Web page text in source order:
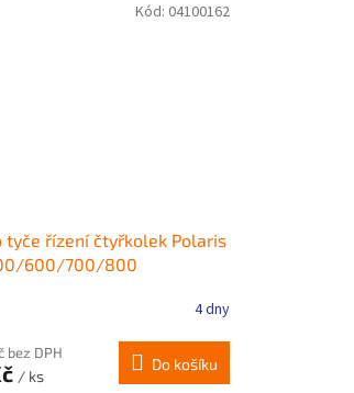
tyče řízení čtyřkolek Polaris
600/700/800
4 dny
bez DPH
/ ks
Do košíku
Kód: 04100162